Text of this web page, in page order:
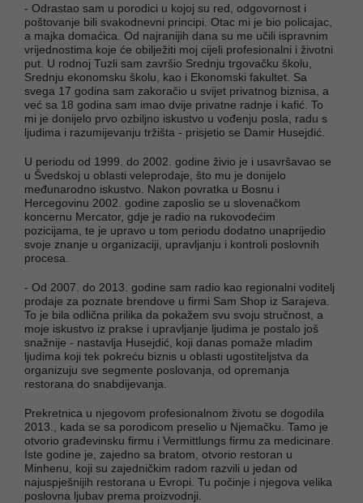
- Odrastao sam u porodici u kojoj su red, odgovornost i
poštovanje bili svakodnevni principi. Otac mi je bio policajac,
a majka domaćica. Od najranijih dana su me učili ispravnim
vrijednostima koje će obilježiti moj cijeli profesionalni i životni
put. U rodnoj Tuzli sam završio Srednju trgovačku školu,
Srednju ekonomsku školu, kao i Ekonomski fakultet. Sa
svega 17 godina sam zakoračio u svijet privatnog biznisa, a
već sa 18 godina sam imao dvije privatne radnje i kafić. To
mi je donijelo prvo ozbiljno iskustvo u vođenju posla, radu s
ljudima i razumijevanju tržišta - prisjetio se Damir Husejdić.
U periodu od 1999. do 2002. godine živio je i usavršavao se
u Švedskoj u oblasti veleprodaje, što mu je donijelo
međunarodno iskustvo. Nakon povratka u Bosnu i
Hercegovinu 2002. godine zaposlio se u slovenačkom
koncernu Mercator, gdje je radio na rukovodećim
pozicijama, te je upravo u tom periodu dodatno unaprijedio
svoje znanje u organizaciji, upravljanju i kontroli poslovnih
procesa.
- Od 2007. do 2013. godine sam radio kao regionalni voditelj
prodaje za poznate brendove u firmi Sam Shop iz Sarajeva.
To je bila odlična prilika da pokažem svu svoju stručnost, a
moje iskustvo iz prakse i upravljanje ljudima je postalo još
snažnije - nastavlja Husejdić, koji danas pomaže mladim
ljudima koji tek pokreću biznis u oblasti ugostiteljstva da
organizuju sve segmente poslovanja, od opremanja
restorana do snabdijevanja.
Prekretnica u njegovom profesionalnom životu se dogodila
2013., kada se sa porodicom preselio u Njemačku. Tamo je
otvorio građevinsku firmu i Vermittlungs firmu za medicinare.
Iste godine je, zajedno sa bratom, otvorio restoran u
Minhenu, koji su zajedničkim radom razvili u jedan od
najuspješnijih restorana u Evropi. Tu počinje i njegova velika
poslovna ljubav prema proizvodnji.